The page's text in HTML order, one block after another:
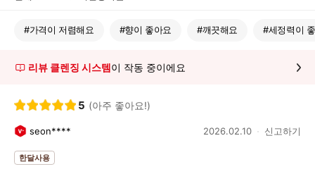
#가격이 저렴해요 #향이 좋아요 #깨끗해요 #세정력이
리뷰 클렌징 시스템이 작동 중이에요
5 (아주 좋아요!)
seon**** 2026.02.10 신고하기
한달사용